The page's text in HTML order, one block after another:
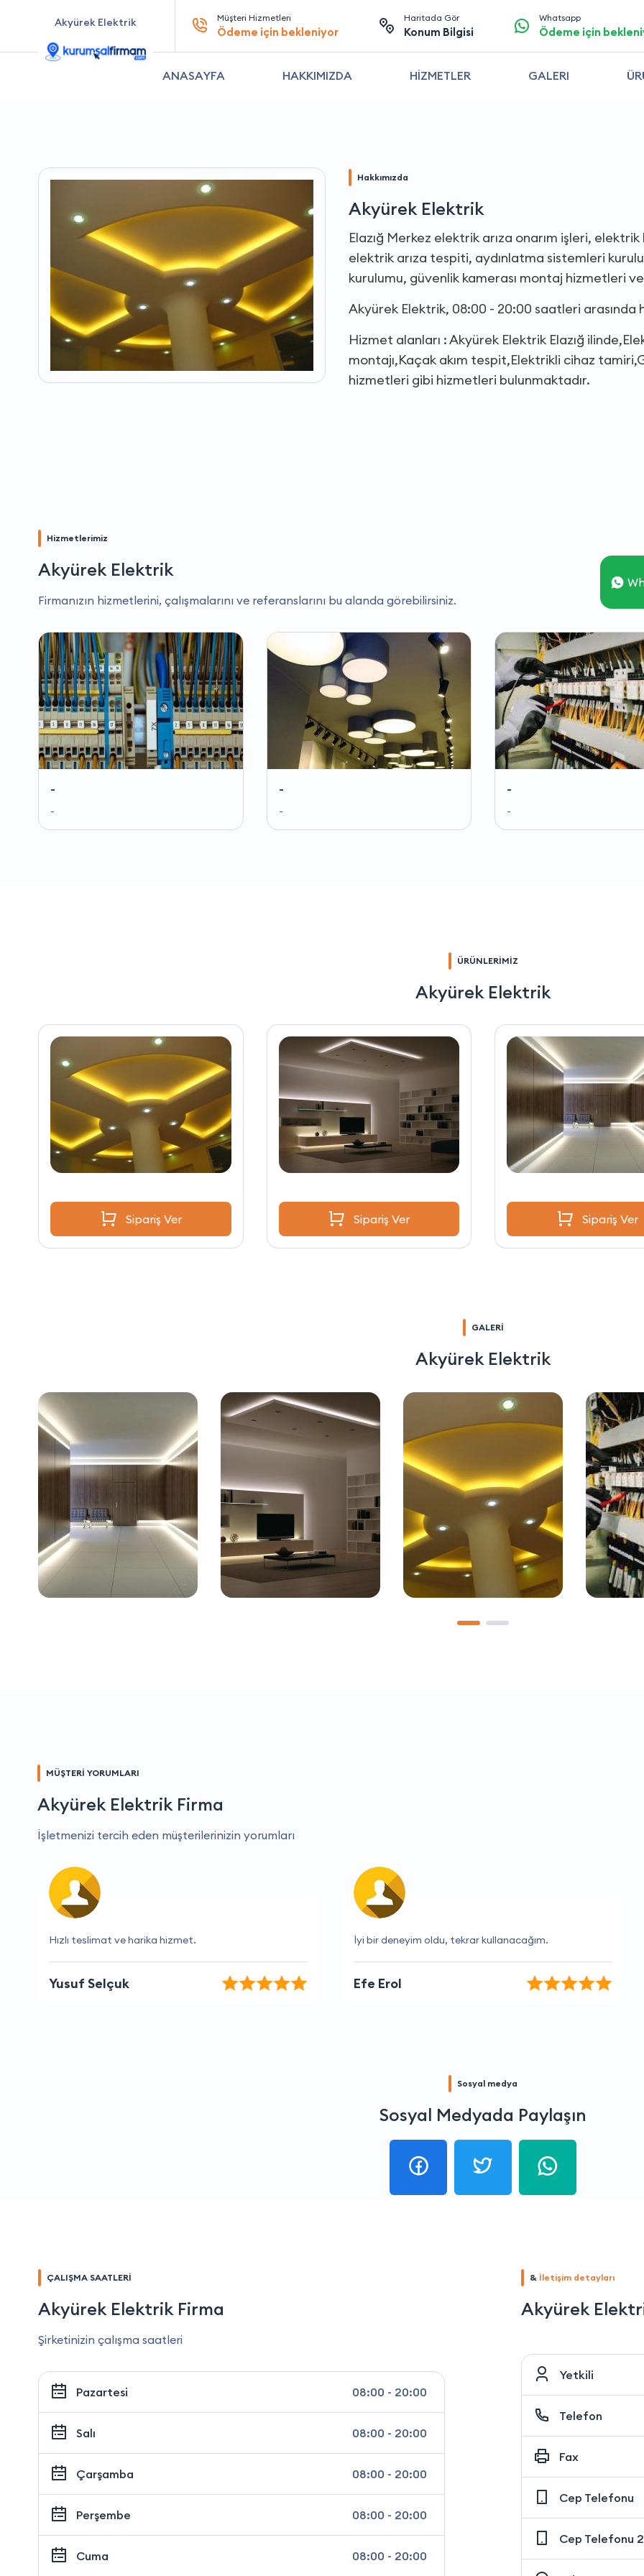
Akyürek Elektrik Müşteri Hizmetleri
Ödeme için bekleniyor
Haritada Gör
Konum Bilgisi
Whatsapp
Ödeme için
ANASAYFA HAKKIMIZDA HİZMETLER GALERI
Hakkımızda
Akyürek Elektrik
Elazığ Merkez elektrik arıza onarım işleri,
elektrik arıza tespiti, aydınlatma sistemleri
kurulumu, güvenlik kamerası montaj hizmetleri
Akyürek Elektrik, 08:00 - 20:00 saatleri
Hizmet alanları : Akyürek Elektrik Elazığ
montajı,Kaçak akım tespit,Elektrikli cihaz
hizmetleri gibi hizmetleri bulunmaktadır.
Hizmetlerimiz
Akyürek Elektrik
Firmanızın hizmetlerini, çalışmalarını ve referanslarını bu alanda görebilirsiniz.
-
-
-
-
-
-
ÜRÜNLERİMİZ
Akyürek Elektrik
Sipariş Ver Sipariş Ver Sipariş Ver
GALERİ
Akyürek Elektrik
MÜŞTERİ YORUMLARI
Akyürek Elektrik Firma
İşletmenizi tercih eden müşterilerinizin yorumları
İyi bir deneyim oldu, tekrar kullanacağım.
Efe Erol
Her zaman hızlı ve verimli bir hizmet.
Gizem Çetin
Sosyal medya
Sosyal Medyada Paylaşın
ÇALIŞMA SAATLERİ
Akyürek Elektrik Firma
Şirketinizin çalışma saatleri
Pazartesi 08:00 - 20:00
Salı 08:00 - 20:00
Çarşamba 08:00 - 20:00
Perşembe 08:00 - 20:00
Cuma 08:00 - 20:00
& İletişim detayları
Akyürek
Yetkili
Telefon
Fax
Cep Telefonu
Cep Telefonu 2